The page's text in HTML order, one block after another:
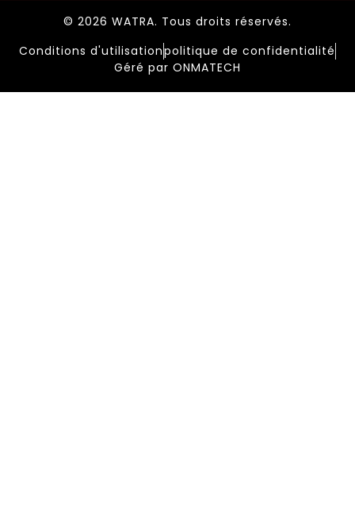
© 2026 WATRA. Tous droits réservés.
Conditions d'utilisationpolitique de confidentialité
Géré par ONMATECH